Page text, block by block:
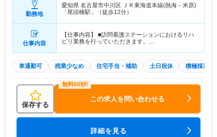
勤務地
愛知県 名古屋市中川区 ＪＲ東海道本線(熱海－米原)
「尾頭橋駅」（徒歩12分）
仕事内容
【仕事内容】 ■訪問看護ステーションにおけるリハ
ビリ業務を行っていただきます。…
車通勤可 残業少なめ 住宅手当・補助 土日祝休 積極採用中
保存する
この求人を問い合わせる
詳細を見る